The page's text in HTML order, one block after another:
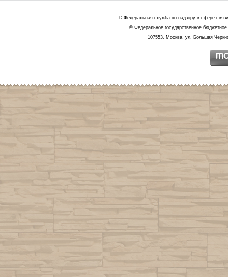
© Федеральная служба по надзору в сфере
© Федеральное государственное
107553, Москва, ул. Большая